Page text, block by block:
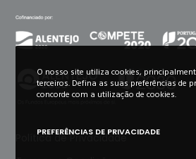
Política de Privacidade
O nosso site utiliza cookies,
terceiros. Defina as suas preferências de
concorde com a utilização de cookies.
PREFERÊNCIAS DE PRIVACIDADE